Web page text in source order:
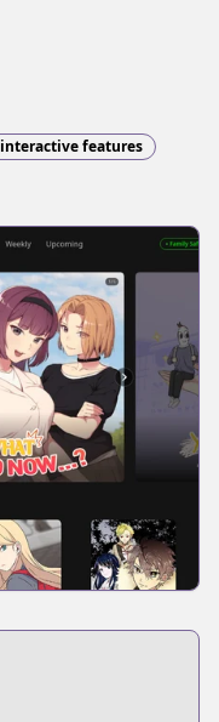
interactive features